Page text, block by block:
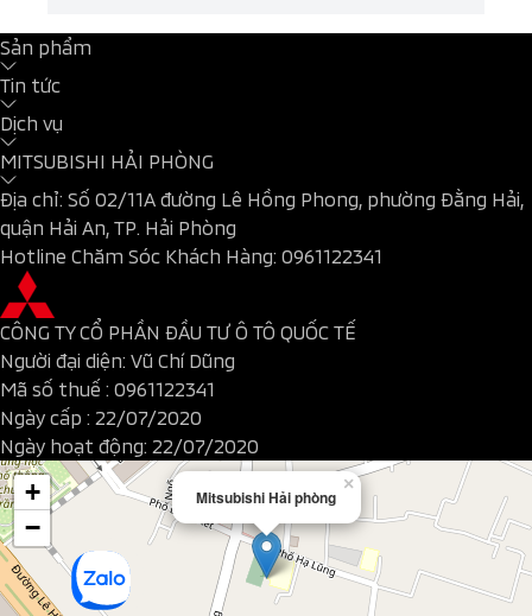
Sản phẩm
Tin tức
Dịch vụ
MITSUBISHI HẢI PHÒNG
Địa chỉ: Số 02/11A đường Lê Hồng Phong, phường Đằng Hải,
quận Hải An, TP. Hải Phòng
Hotline Chăm Sóc Khách Hàng: 0961122341
CÔNG TY CỔ PHẦN ĐẦU TƯ Ô TÔ QUỐC TẾ
Người đại diện: Vũ Chí Dũng
Mã số thuế : 0961122341
Ngày cấp : 22/07/2020
Ngày hoạt động: 22/07/2020
Mitsubishi Hải phòng
×
+
−